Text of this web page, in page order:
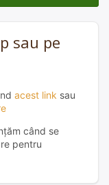
sau pe
acest link sau
când se
pentru